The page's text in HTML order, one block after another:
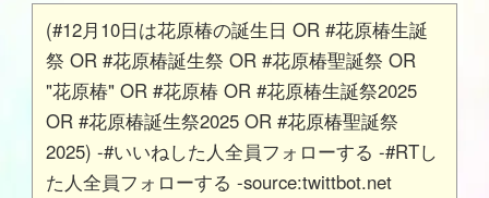
(#12月10日は花原椿の誕生日 OR #花原椿生誕
祭 OR #花原椿誕生祭 OR #花原椿聖誕祭 OR
"花原椿" OR #花原椿 OR #花原椿生誕祭2025
OR #花原椿誕生祭2025 OR #花原椿聖誕祭
2025) -#いいねした人全員フォローする -#RTし
た人全員フォローする -source:twittbot.net